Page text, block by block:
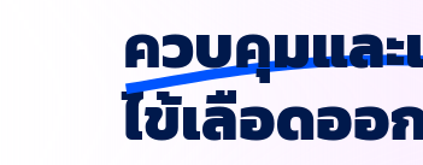
ควบคุมและ
ไข้เลือดออ